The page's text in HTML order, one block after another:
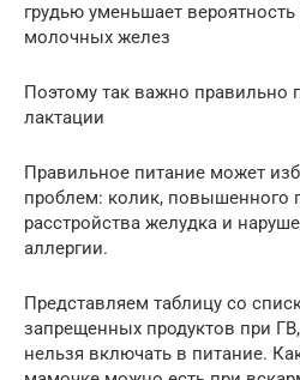
грудью уменьшает вероятность
молочных желез
Поэтому так важно правильно
лактации
Правильное питание может
проблем: колик, повышенного
расстройства желудка и
аллергии.
Представляем таблицу со
запрещенных продуктов при
нельзя включать в питание.